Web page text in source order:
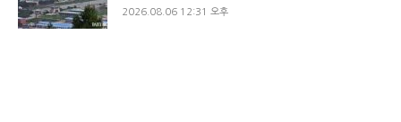
2026.08.06 12:31 오후